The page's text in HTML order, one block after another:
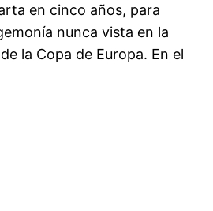
en cinco años, para
nunca vista en la
la Copa de Europa. En el